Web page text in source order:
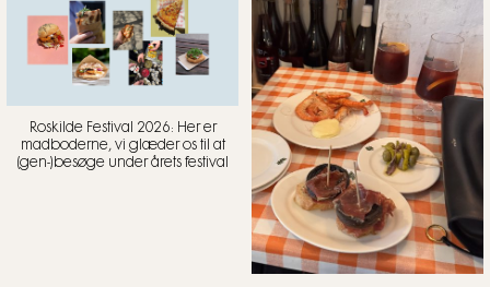
Roskilde Festival 2026: Her er
madboderne, vi glæder os til at
(gen-)besøge under årets festival